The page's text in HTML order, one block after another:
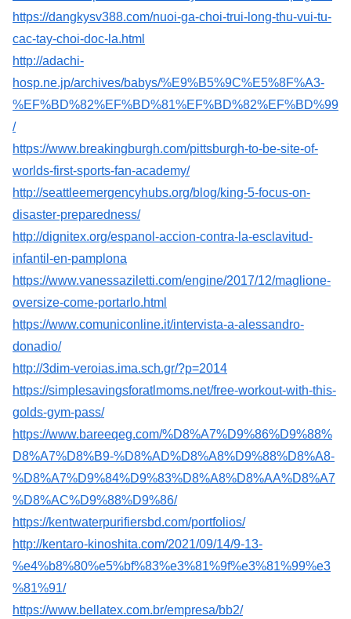
https://dangkysv388.com/nuoi-ga-choi-trui-long-thu-vui-tu-
cac-tay-choi-doc-la.html
http://adachi-
hosp.ne.jp/archives/babys/%E9%B5%9C%E5%8F%A3-
%EF%BD%82%EF%BD%81%EF%BD%82%EF%BD%99
/
https://www.breakingburgh.com/pittsburgh-to-be-site-of-
worlds-first-sports-fan-academy/
http://seattleemergencyhubs.org/blog/king-5-focus-on-
disaster-preparedness/
http://dignitex.org/espanol-accion-contra-la-esclavitud-
infantil-en-pamplona
https://www.vanessaziletti.com/engine/2017/12/maglione-
oversize-come-portarlo.html
https://www.comuniconline.it/intervista-a-alessandro-
donadio/
http://3dim-veroias.ima.sch.gr/?p=2014
https://simplesavingsforatlmoms.net/free-workout-with-this-
golds-gym-pass/
https://www.bareeqeg.com/%D8%A7%D9%86%D9%88%
D8%A7%D8%B9-%D8%AD%D8%A8%D9%88%D8%A8-
%D8%A7%D9%84%D9%83%D8%A8%D8%AA%D8%A7
%D8%AC%D9%88%D9%86/
https://kentwaterpurifiersbd.com/portfolios/
http://kentaro-kinoshita.com/2021/09/14/9-13-
%e4%b8%80%e5%bf%83%e3%81%9f%e3%81%99%e3
%81%91/
https://www.bellatex.com.br/empresa/bb2/